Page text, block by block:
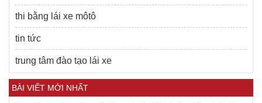
thi bằng lái xe môtô
tin tức
trung tâm đào tạo lái xe
BÀI VIẾT MỚI NHẤT